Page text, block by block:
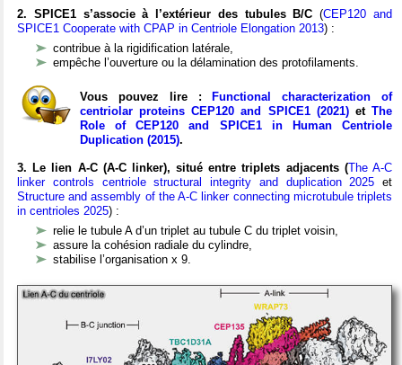
2. SPICE1 s’associe à l’extérieur des tubules B/C(CEP120 and
SPICE1 Cooperate with CPAP in Centriole Elongation 2013) :
contribue à la rigidification latérale,
empêche l’ouverture ou la délamination des protofilaments.
Vous pouvez lire :
Functional characterization of
centriolar proteins CEP120 and SPICE1 (2021)etThe
Role of CEP120 and SPICE1 in Human Centriole
Duplication (2015).
3. Le lien A-C (A-C linker), situé entre triplets adjacents (The A-C
linker controls centriole structural integrity and duplication 2025 et
Structure and assembly of the A-C linker connecting microtubule triplets
in centrioles 2025) :
relie le tubule A d’un triplet au tubule C du triplet voisin,
assure la cohésion radiale du cylindre,
stabilise l’organisation x 9.